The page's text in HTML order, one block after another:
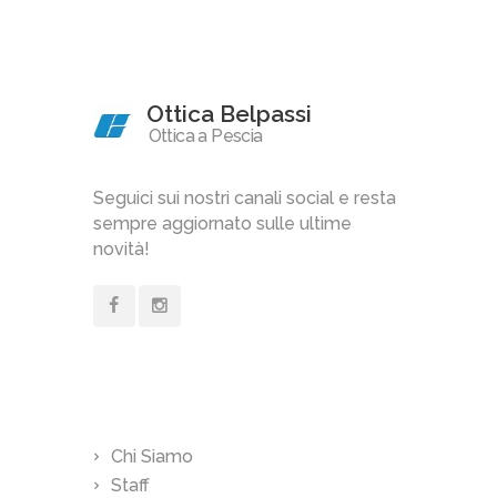
Ottica Belpassi
Ottica a Pescia
Seguici sui nostri canali social e resta
sempre aggiornato sulle ultime
novità!
Chi Siamo
Staff